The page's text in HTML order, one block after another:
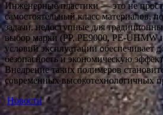
Инженерные пластики — это не
самостоятельный класс материалов,
задачи, недоступные для
выбор марки (PP, PE9000, PE‑UHMW
условий эксплуатации обеспечивает
безопасность и экономическую
Внедрение таких полимеров
современных высокотехнологичных
Новости